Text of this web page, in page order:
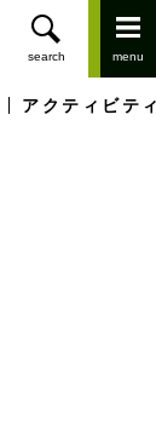
アクティビテ